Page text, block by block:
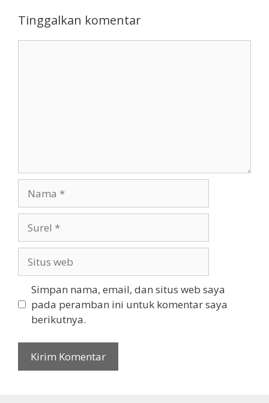
Tinggalkan komentar
web
Simpan nama, email, dan situs web saya
pada peramban ini untuk komentar saya
berikutnya.